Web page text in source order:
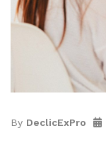
By DeclicExPro